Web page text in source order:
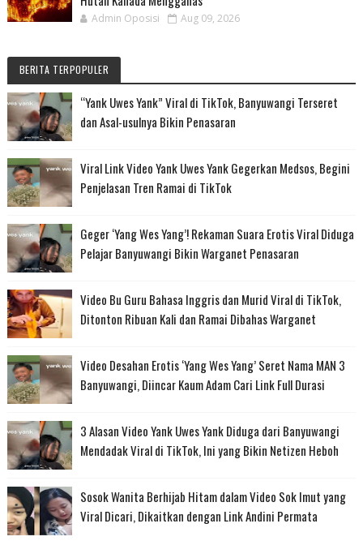
Admin Oposisi Aug 09, 2026
BERITA TERPOPULER
“Yank Uwes Yank” Viral di TikTok, Banyuwangi Terseret
dan Asal-usulnya Bikin Penasaran
Viral Link Video Yank Uwes Yank Gegerkan Medsos, Begini
Penjelasan Tren Ramai di TikTok
Geger ‘Yang Wes Yang’! Rekaman Suara Erotis Viral Diduga
Pelajar Banyuwangi Bikin Warganet Penasaran
Video Bu Guru Bahasa Inggris dan Murid Viral di TikTok,
Ditonton Ribuan Kali dan Ramai Dibahas Warganet
Video Desahan Erotis ‘Yang Wes Yang’ Seret Nama MAN 3
Banyuwangi, Diincar Kaum Adam Cari Link Full Durasi
3 Alasan Video Yank Uwes Yank Diduga dari Banyuwangi
Mendadak Viral di TikTok, Ini yang Bikin Netizen Heboh
Sosok Wanita Berhijab Hitam dalam Video Sok Imut yang
Viral Dicari, Dikaitkan dengan Link Andini Permata